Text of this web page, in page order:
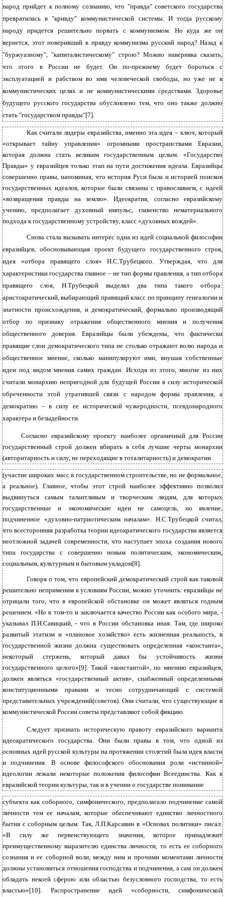
народ прийдет к полному сознанию, что "правда" советского государства
превратилась в "кривду" коммунистической системы. И тогда русскому
народу придется решительно порвать с коммунизмом. Но куда же он
вернется, этот поверивший в правду коммунизма русский народ? Назад к
"буржуазному", "капиталистическому" строю? Можно наверняка сказать,
что этого в России не будет. Он по-прежнему будет бороться с
эксплуатацией и рабством во имя человеческой свободы, но уже не в
коммунистических целях и не коммунистическими средствами. Здоровье
будущего русского государства обусловлено тем, что оно также должно
стать "государством правды"[7].
Как считали лидеры евразийства, именно эта идея – ключ, который
«открывает тайну управления» огромными пространствами Евразии,
которая должна стать великим государственным целым. «Государство
Правды» у евразийцев только этап на пути достижения идеала. Евразийцы
совершенно правы, напоминая, что история Руси была и историей поисков
государственных идеалов, которые были связаны с православием, с идеей
«возвращения правды на землю». Идеократия, согласно евразийскому
учению, предполагает духовный импульс, главенство нематериального
подхода к государственному устройству, класс «духовных вождей».
Снова стала вызывать интерес одна из идей социальной философии
евразийцев, обосновывающая проект будущего государственного строя,
идея «отбора правящего слоя» Н.С.Трубецкого. Утверждая, что для
характеристики государства главное – не тип формы правления, а тип отбора
правящего слоя, Н.Трубецкой выделял два типа такого отбора:
аристократический, выбирающий правящий класс по принципу генеалогии и
знатности происхождения, и демократический, формально производящий
отбор по признаку отражения общественного мнения и получения
общественного доверия. Евразийцы были убеждены, что фактически
правящие слои демократического типа не столько отражают волю народа и
общественное мнение, сколько манипулируют ими, внушая собственные
идеи под видом мнения самих граждан. Исходя из этого, многие из них
считали монархию непригодной для будущей России в силу исторической
обреченности этой утратившей связи с народом формы правления, а
демократию – в силу ее исторической чужеродности, псевдонародного
характера и безыдейности.
Согласно евразийскому проекту наиболее органичный для России
государственный строй должен вбирать в себя лучшие черты монархии
(авторитарность и силу, не переходящие в тоталитарность) и демократии
(участие широких масс в государственном строительстве, но не формальное,
а реальное). Главное, чтобы этот строй наиболее эффективно позволил
выдвинуться самым талантливым и творческим людям, для которых
государственные и экономические идеи не самоцель, но явление,
подчиненное «духовно-патриотическим началам». Н.С.Трубецкой считал,
что всесторонняя разработка теории идеократического государства является
неотложной задачей современности, что наступает эпоха создания нового
типа государства с совершенно новым политическим, экономическим,
социальным, культурным и бытовым укладом[8].
Говоря о том, что европейский демократический строй как таковой
решительно неприменим к условиям России, можно уточнить: евразийцы не
отрицали того, что в европейской обстановке он может являться годным
решением. «Но в том-то и заключается качество России как особого мира, -
указывал П.Н.Савицкий, - что в России обстановка иная. Там, где широко
развитый этатизм и «плановое хозяйство» есть жизненная реальность, в
государственной жизни должна существовать определенная «константа»,
некоторый стержень, который давал бы устойчивость жизни
государственного целого»[9]. Такой «константой», по мнению евразийцев,
должен являться «государственный актив», снабженный определенными
конституционными правами и тесно сотрудничающий с системой
представительных учреждений(советов). Они считали, что существующие в
коммунистической России советы представляют собой фикцию.
Следует признать историческую правоту евразийского варианта
идеократического государства. Они были правы в том, что одной из
основных идей русской культуры на протяжении столетий была идея власти
и подчинения. В основе философского обоснования роли «истинной»
идеологии лежали некоторые положения философии Всеединства. Как в
евразийской теории культуры, так и в учении о государстве понимание
субъекта как соборного, симфонического, предполагало подчинение самой
личности тем ее началам, которые обеспечивают единство личностного
бытия с соборным целым. Так, Л.П.Карсавин в «Основах политики» писал:
«В силу же первенствующего значения, которое принадлежит
преимущественному выразителю единства личности, то есть ее соборного
сознания и ее соборной воли, между ним и прочими моментами личности
должны установиться отношения господства и подчинения, а сам он должен
обладать некоей сферою или областью безусловного господства, то есть
властью»[10]. Распространение идей «соборности, симфонической